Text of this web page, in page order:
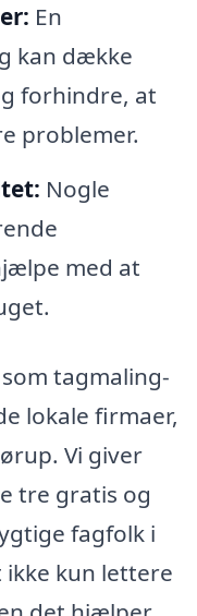
En
kan dække
forhindre, at
problemer.
Nogle
med at
tagmaling-
lokale firmaer,
Vi giver
tre gratis og
fagfolk i
kun lettere